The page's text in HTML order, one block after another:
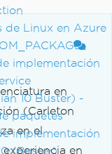
de Linux en Azure
implementación
10 Buster) -
paquetes
implementación
(Buster)
en
(Carleton
en el
en